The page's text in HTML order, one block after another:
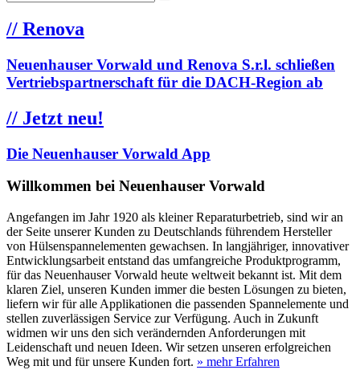
// Renova
Neuenhauser Vorwald und Renova S.r.l. schließen
Vertriebspartnerschaft für die DACH-Region ab
// Jetzt neu!
Die Neuenhauser Vorwald App
Willkommen bei Neuenhauser Vorwald
Angefangen im Jahr 1920 als kleiner Reparaturbetrieb, sind wir an
der Seite unserer Kunden zu Deutschlands führendem Hersteller
von Hülsenspannelementen gewachsen. In langjähriger, innovativer
Entwicklungsarbeit entstand das umfangreiche Produktprogramm,
für das Neuenhauser Vorwald heute weltweit bekannt ist. Mit dem
klaren Ziel, unseren Kunden immer die besten Lösungen zu bieten,
liefern wir für alle Applikationen die passenden Spannelemente und
stellen zuverlässigen Service zur Verfügung. Auch in Zukunft
widmen wir uns den sich verändernden Anforderungen mit
Leidenschaft und neuen Ideen. Wir setzen unseren erfolgreichen
Weg mit und für unsere Kunden fort. » mehr Erfahren